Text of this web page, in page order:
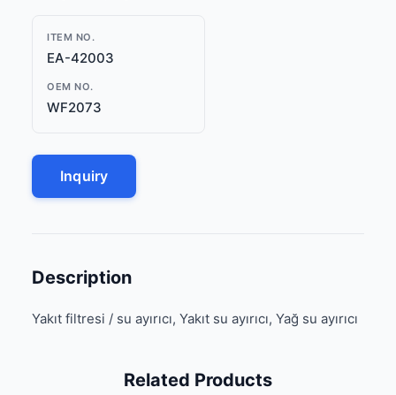
ITEM NO.
EA-42003
OEM NO.
WF2073
Inquiry
Description
Yakıt filtresi / su ayırıcı, Yakıt su ayırıcı, Yağ su ayırıcı
Related Products